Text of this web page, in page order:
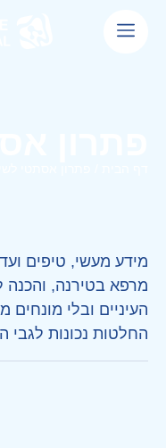
מידע מעשי, טיפים
מרפא בטירנה, והכנה
העיניים ובלי
החלטות נכונות לגבי